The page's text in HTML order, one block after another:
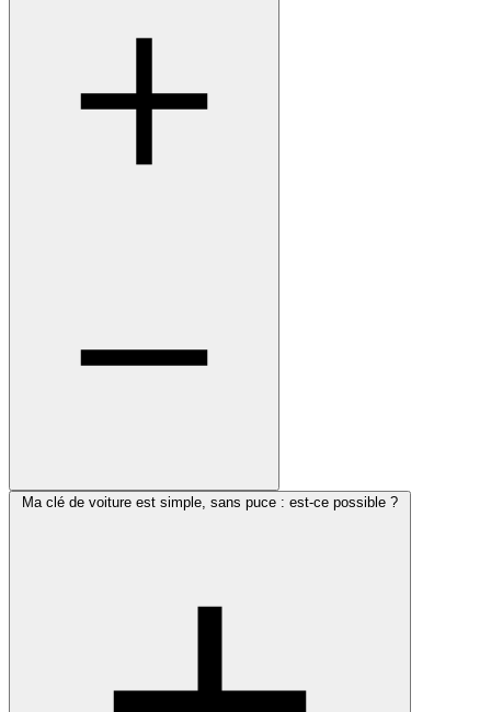
Ma clé de voiture est simple, sans puce : est-ce possible ?